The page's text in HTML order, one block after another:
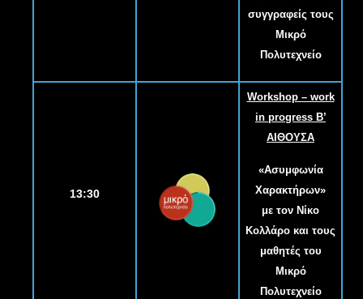
συγγραφείς τους
Μικρό
Πολυτεχνείο
13:30
Workshop – work
in progress Β’
ΑΙΘΟΥΣΑ
«Ασυμφωνία
Χαρακτήρων»
με τον Νίκο
Κολλάρο και τους
μαθητές του
Μικρό
Πολυτεχνείο